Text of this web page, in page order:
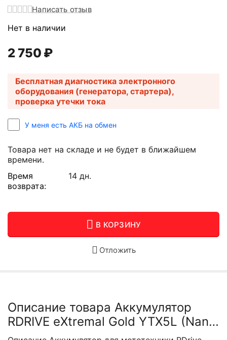
Написать отзыв
Нет в наличии
2 750 ₽
Бесплатная диагностика электронного
оборудования (генератора, стартера),
проверка утечки тока
У меня есть АКБ на обмен
Товара нет на складе и не будет в ближайшем
времени.
Время
возврата:
14 дн.
В КОРЗИНУ
Отложить
Описание товара Аккумулятор
RDRIVE eXtremal Gold YTX5L (Nano
GEL)